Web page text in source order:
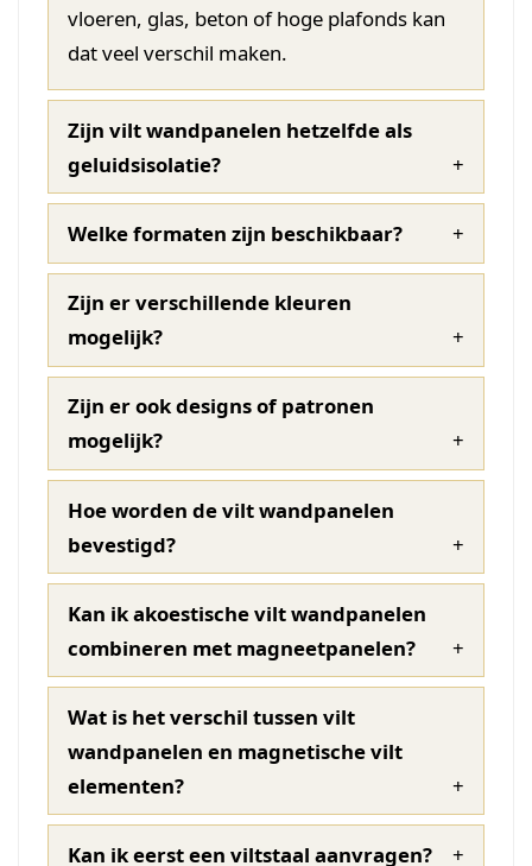
vloeren, glas, beton of hoge plafonds kan
dat veel verschil maken.
Zijn vilt wandpanelen hetzelfde als
geluidsisolatie?
Welke formaten zijn beschikbaar?
Zijn er verschillende kleuren
mogelijk?
Zijn er ook designs of patronen
mogelijk?
Hoe worden de vilt wandpanelen
bevestigd?
Kan ik akoestische vilt wandpanelen
combineren met magneetpanelen?
Wat is het verschil tussen vilt
wandpanelen en magnetische vilt
elementen?
Kan ik eerst een viltstaal aanvragen?